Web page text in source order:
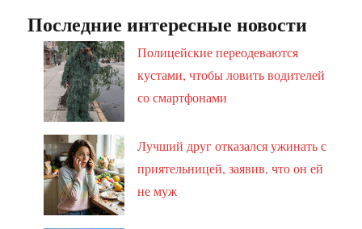
Последние интересные новости
Полицейские переодеваются
кустами, чтобы ловить водителей
со смартфонами
Лучший друг отказался ужинать с
приятельницей, заявив, что он ей
не муж